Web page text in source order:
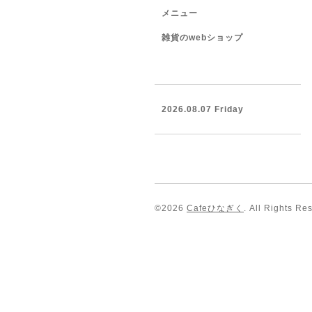
メニュー
雑貨のwebショップ
2026.08.07 Friday
©2026 Cafeひなぎく . All Rights